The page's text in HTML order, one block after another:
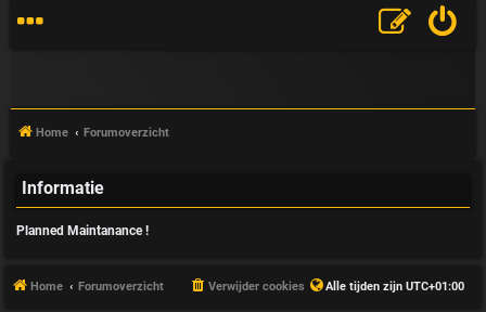
V
A
Home Forumoverzicht
Informatie
Planned Maintanance !
Home Forumoverzicht Alle tijden zijn UTC+01:00
Verwijder cookies